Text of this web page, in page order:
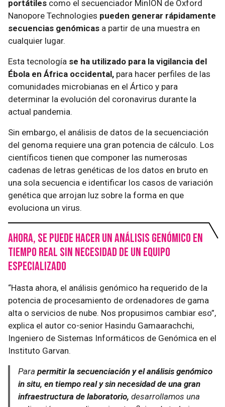
portátiles como el secuenciador MinION de Oxford
Nanopore Technologies pueden generar rápidamente
secuencias genómicas a partir de una muestra en
cualquier lugar.
Esta tecnología se ha utilizado para la vigilancia del
Ébola en África occidental, para hacer perfiles de las
comunidades microbianas en el Ártico y para
determinar la evolución del coronavirus durante la
actual pandemia.
Sin embargo, el análisis de datos de la secuenciación
del genoma requiere una gran potencia de cálculo. Los
científicos tienen que componer las numerosas
cadenas de letras genéticas de los datos en bruto en
una sola secuencia e identificar los casos de variación
genética que arrojan luz sobre la forma en que
evoluciona un virus.
Ahora, se puede hacer un análisis genómico en
tiempo real sin necesidad de un equipo
especializado
“Hasta ahora, el análisis genómico ha requerido de la
potencia de procesamiento de ordenadores de gama
alta o servicios de nube. Nos propusimos cambiar eso”,
explica el autor co-senior Hasindu Gamaarachchi,
Ingeniero de Sistemas Informáticos de Genómica en el
Instituto Garvan.
Para permitir la secuenciación y el análisis genómico
in situ, en tiempo real y sin necesidad de una gran
infraestructura de laboratorio, desarrollamos una